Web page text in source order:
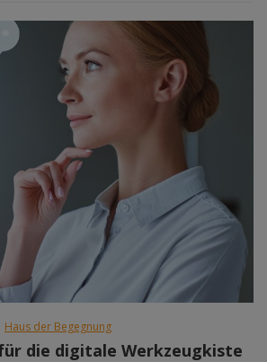
Haus der Begegnung
die digitale Werkzeugkiste